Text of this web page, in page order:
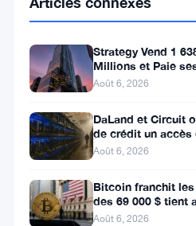
au-
dessus
seuil
000
Strategy Vend 1
Millions et Paie
Privilégiés
Août 6, 2026
DaLand et Circuit
de crédit un
actifs numériques
Août 6, 2026
Bitcoin franchit
des 69 000 $ tient
sur l’emploi se
Août 6, 2026